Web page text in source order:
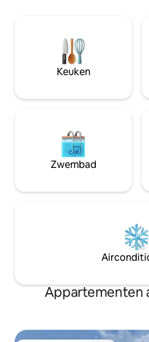
2 terrassen. Open haard.
ruimte voor werken op afstand.
parkeerplaats in de garage op 3
lopen – tegen betaling.
Keuken
Zwembad
Appartementen